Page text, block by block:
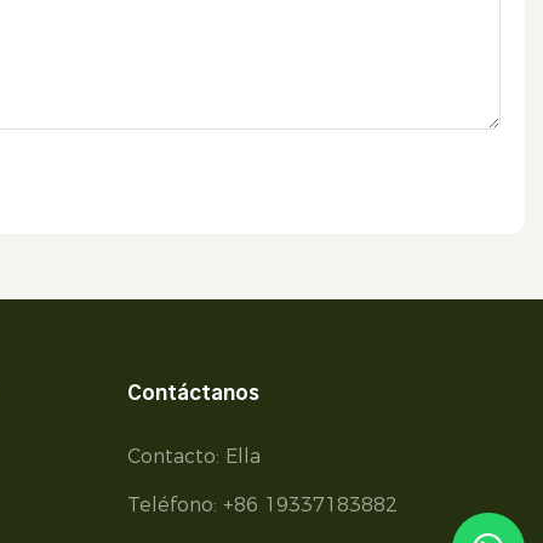
Contáctanos
Contacto: Ella
Teléfono: +86 19337183882